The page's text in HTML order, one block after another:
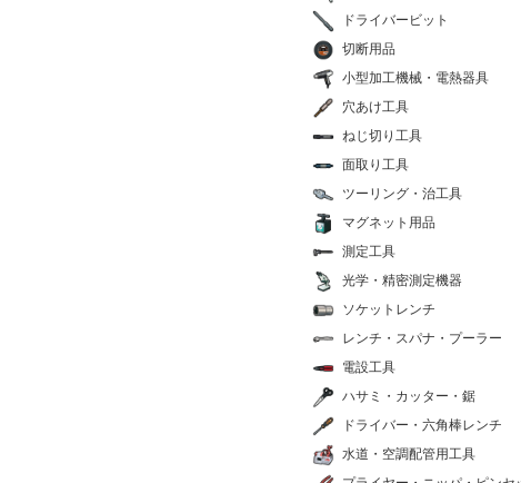
ドライバービット
切断用品
小型加工機械・電熱器具
穴あけ工具
ねじ切り工具
面取り工具
ツーリング・治工具
マグネット用品
測定工具
光学・精密測定機器
ソケットレンチ
レンチ・スパナ・プーラー
電設工具
ハサミ・カッター・鋸
ドライバー・六角棒レンチ
水道・空調配管用工具